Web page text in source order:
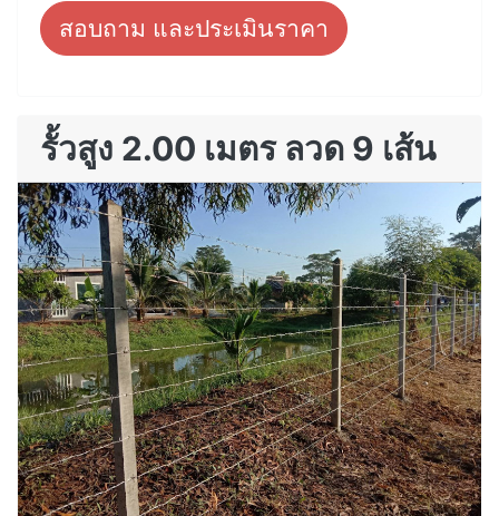
สอบถาม และประเมินราคา
รั้วสูง 2.00 เมตร ลวด 9 เส้น